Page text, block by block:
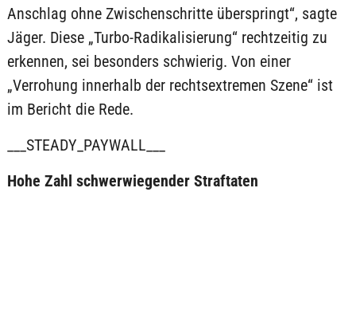
Anschlag ohne Zwischenschritte überspringt“, sagte
Jäger. Diese „Turbo-Radikalisierung“ rechtzeitig zu
erkennen, sei besonders schwierig. Von einer
„Verrohung innerhalb der rechtsextremen Szene“ ist
im Bericht die Rede.
___STEADY_PAYWALL___
Hohe Zahl schwerwiegender Straftaten